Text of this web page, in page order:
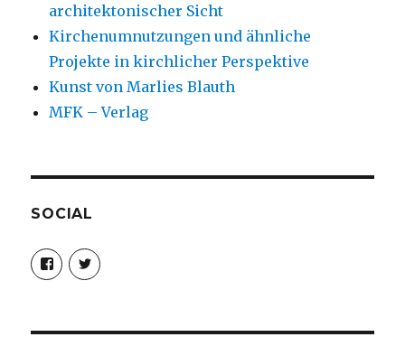
architektonischer Sicht
Kirchenumnutzungen und ähnliche
Projekte in kirchlicher Perspektive
Kunst von Marlies Blauth
MFK – Verlag
SOCIAL
Profil
von
christoph.fleischer1
anzeigen
Profil
von
anzeigen